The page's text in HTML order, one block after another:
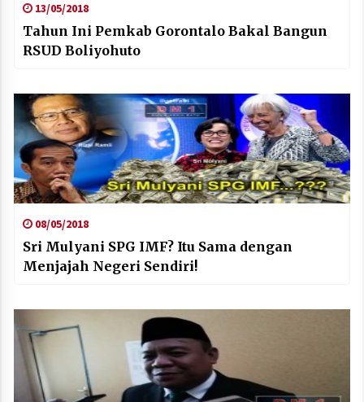
13/05/2018
Tahun Ini Pemkab Gorontalo Bakal Bangun
RSUD Boliyohuto
08/05/2018
Sri Mulyani SPG IMF? Itu Sama dengan
Menjajah Negeri Sendiri!